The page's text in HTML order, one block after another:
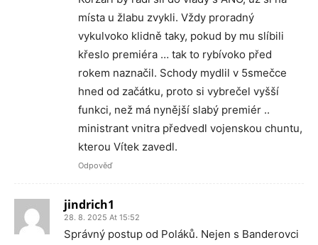
místa u žlabu zvykli. Vždy proradný
vykulvoko klidně taky, pokud by mu slíbili
křeslo premiéra … tak to rybívoko před
rokem naznačil. Schody mydlil v 5smečce
hned od začátku, proto si vybrečel vyšší
funkci, než má nynější slabý premiér ..
ministrant vnitra předvedl vojenskou chuntu,
kterou Vítek zavedl.
Odpověď
jindrich1
28. 8. 2025 At 15:52
Správný postup od Poláků. Nejen s Banderovci